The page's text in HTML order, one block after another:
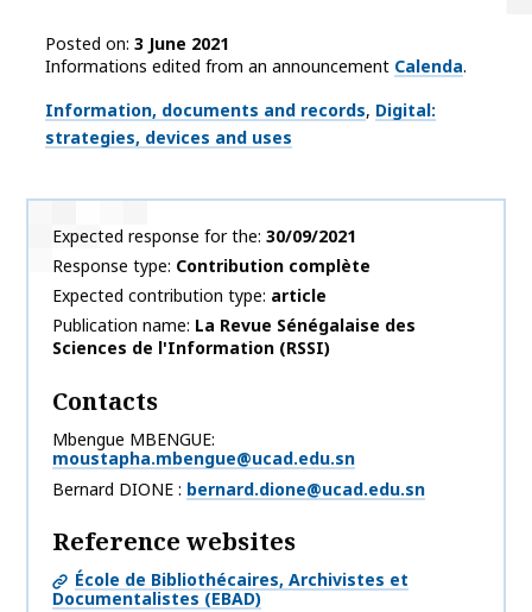
Posted on 3 June 2021
Informations edited from an announcement Calenda.
Thématiques
Information, documents and records Digital:
strategies, devices and uses
Expected response for the 30/09/2021
Response type Contribution complète
Expected contribution type article
Publication name La Revue Sénégalaise des
Sciences de l'Information (RSSI)
Contacts
Mbengue MBENGUE
moustapha.mbengue@ucad.edu.sn
Bernard DIONE
bernard.dione@ucad.edu.sn
Reference websites
École de Bibliothécaires, Archivistes et
Documentalistes (EBAD)